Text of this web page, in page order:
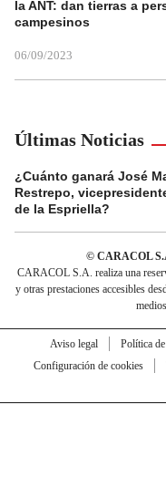
la ANT: dan tierras a
campesinos
06/09/2023
Últimas Noticias
¿Cuánto ganará José
Restrepo,
de la Espriella?
© CARACOL
CARACOL S.A. realiza una
y otras prestaciones accesibles
Aviso legal Política
Configuración de cookies